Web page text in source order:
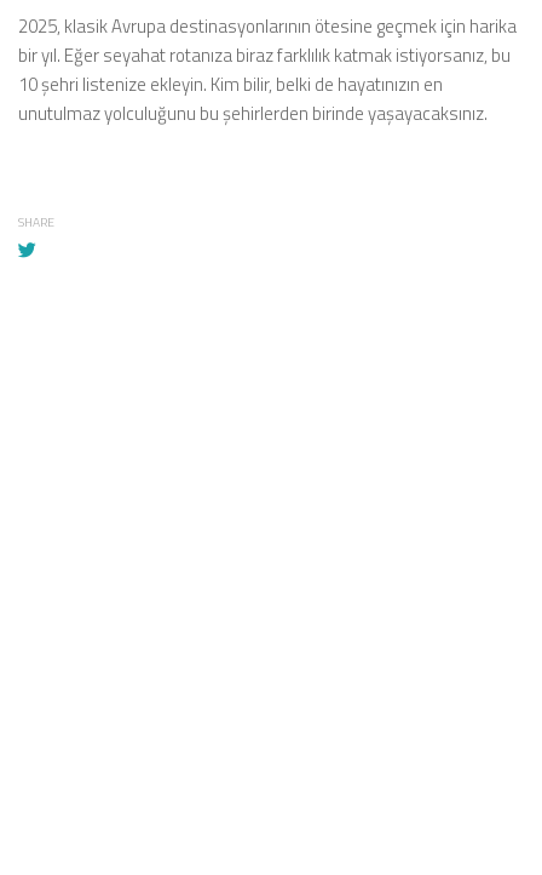
2025, klasik Avrupa destinasyonlarının ötesine geçmek için harika
bir yıl. Eğer seyahat rotanıza biraz farklılık katmak istiyorsanız, bu
10 şehri listenize ekleyin. Kim bilir, belki de hayatınızın en
unutulmaz yolculuğunu bu şehirlerden birinde yaşayacaksınız.
SHARE